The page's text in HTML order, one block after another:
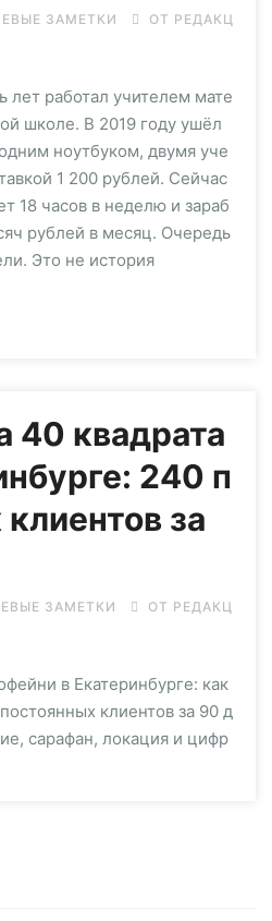
ЗАМЕТКИ
ОТ РЕДАКЦ
лет работал учителем мате
школе. В 2019 году ушёл
ноутбуком, двумя уче
1 200 рублей. Сейчас
18 часов в неделю и зараб
рублей в месяц. Очередь
Это не история
40 квадрата
240 п
за
ЗАМЕТКИ
ОТ РЕДАКЦ
в Екатеринбурге: как
клиентов за 90 д
сарафан, локация и цифр